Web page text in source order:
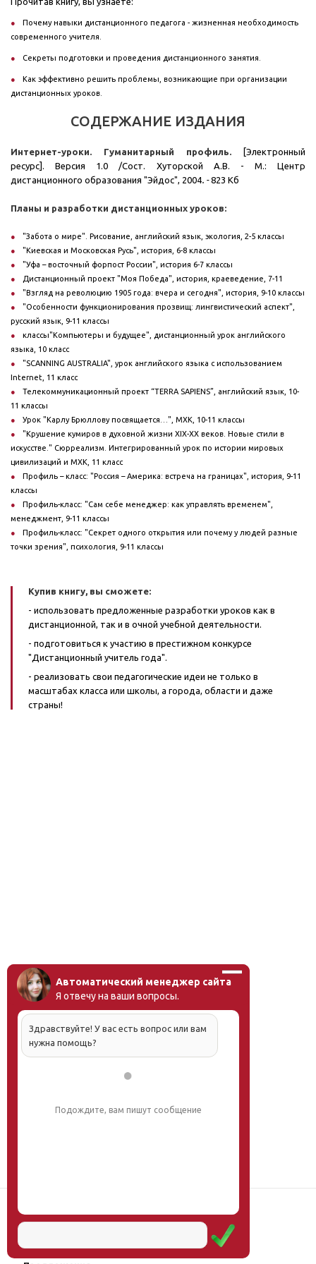
Почему навыки дистанционного педагога - жизненная необходимость
современного учителя.
Секреты подготовки и проведения дистанционного занятия.
Как эффективно решить проблемы, возникающие при организации
дистанционных уроков.
СОДЕРЖАНИЕ ИЗДАНИЯ
Интернет-уроки. Гуманитарный профиль.
[Электронный
ресурс]. Версия 1.0 /Сост. Хуторской А.В. - М.: Центр
дистанционного образования "Эйдос", 2004. -823 Кб
Планы и разработки дистанционных уроков:
"Забота о мире". Рисование, английский язык, экология, 2-5 классы
"Киевская и Московская Русь", история, 6-8 классы
"Уфа – восточный форпост России", история 6-7 классы
Дистанционный проект "Моя Победа", история, краеведение, 7-11
"Взгляд на революцию 1905 года: вчера и сегодня", история, 9-10 классы
"Особенности функционирования прозвищ: лингвистический аспект",
русский язык, 9-11 классы
классы"Компьютеры и будущее", дистанционный урок английского
языка, 10 класс
"SCANNING AUSTRALIA", урок английского языка с использованием
Internet, 11 класс
Телекоммуникационный проект “TERRA SAPIENS”, английский язык, 10-
11 классы
Урок "Карлу Брюллову посвящается…", МХК, 10-11 классы
"Крушение кумиров в духовной жизни XIX-XX веков. Новые стили в
искусстве." Сюрреализм. Интегрированный урок по истории мировых
цивилизаций и МХК, 11 класс
Профиль – класс: "Россия – Америка: встреча на границах", история, 9-11
классы
Профиль-класс: "Сам себе менеджер: как управлять временем",
менеджмент, 9-11 классы
Профиль-класс: "Секрет одного открытия или почему у людей разные
точки зрения", психология, 9-11 классы
Купив книгу, вы сможете:
- использовать предложенные разработки уроков как в
дистанционной, так и в очной учебной деятельности.
- подготовиться к участию в престижном конкурсе
"Дистанционный учитель года".
- реализовать свои педагогические идеи не только в
масштабах класса или школы, а города, области и даже
страны!
Научная школа
Услуги
Автоматический менеджер сайта
Я отвечу на ваши вопросы.
Здравствуйте! У вас есть вопрос или вам
нужна помощь?
Подождите, вам пишут сообщение